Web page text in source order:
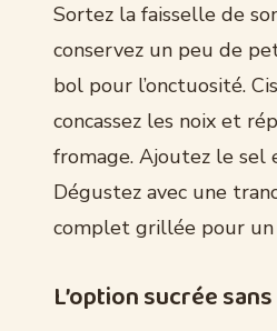
Sortez la faisselle de
conservez un peu de
bol pour l’onctuosité.
concassez les noix et
fromage. Ajoutez le sel
Dégustez avec une
complet grillée pour
L’option sucrée